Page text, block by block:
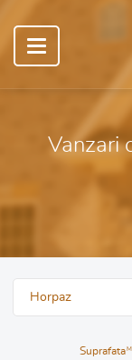
Vanzari
Horpaz
Suprafata